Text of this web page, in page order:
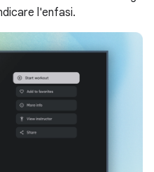
l'enfasi.